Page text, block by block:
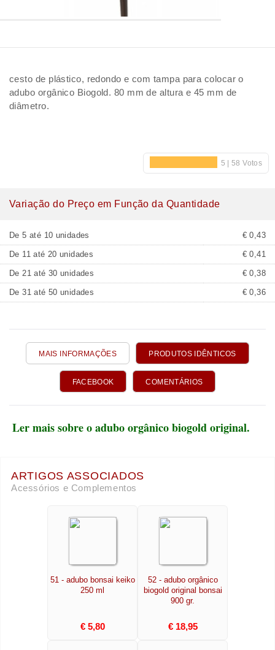
cesto de plástico, redondo e com tampa para colocar o
adubo orgânico Biogold. 80 mm de altura e 45 mm de
diâmetro.
Variação do Preço em Função da Quantidade
De 5 até 10 unidades € 0,43
De 11 até 20 unidades € 0,41
De 21 até 30 unidades € 0,38
De 31 até 50 unidades € 0,36
MAIS INFORMAÇÕES PRODUTOS IDÊNTICOS
FACEBOOK COMENTÁRIOS
Ler mais sobreo adubo orgânico biogold original.
ARTIGOS ASSOCIADOS
Acessórios e Complementos
51 - adubo bonsai keiko
250 ml
€ 5,80
52 - adubo orgânico
biogold original bonsai
900 gr.
€ 18,95